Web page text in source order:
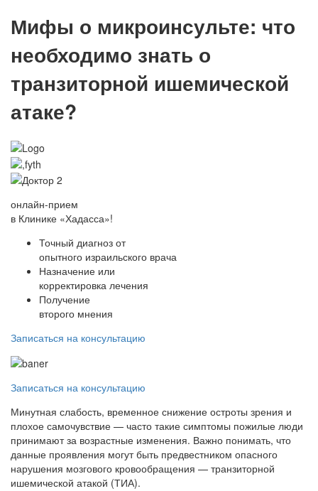
Мифы о микроинсульте: что
необходимо знать о
транзиторной ишемической
атаке?
онлайн-прием
в Клинике «Хадасса»!
Точный диагноз от
опытного израильского врача
Назначение или
корректировка лечения
Получение
второго мнения
Записаться на консультацию
Записаться на консультацию
Минутная слабость, временное снижение остроты зрения и
плохое самочувствие — часто такие симптомы пожилые люди
принимают за возрастные изменения. Важно понимать, что
данные проявления могут быть предвестником опасного
нарушения мозгового кровообращения — транзиторной
ишемической атакой (ТИА).